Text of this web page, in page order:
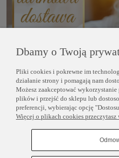
POMOC
INFORMACJE
Dbamy o Twoją
Pliki cookies i pokrewne im
działanie strony i pomagają nam
Możesz zaakceptować
plików i przejść do sklepu lub
preferencji, wybierając opcję
Więcej o plikach cookies